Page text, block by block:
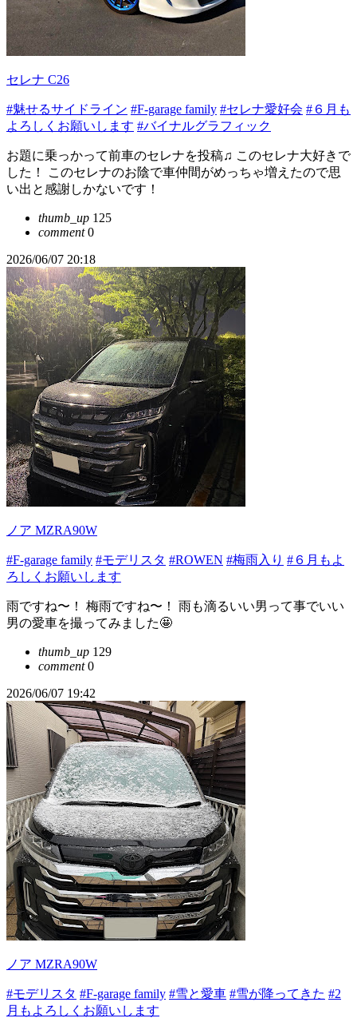
セレナ C26
#魅せるサイドライン #F-garage family #セレナ愛好会 #６月も
よろしくお願いします #バイナルグラフィック
お題に乗っかって前車のセレナを投稿♫ このセレナ大好きで
した！ このセレナのお陰で車仲間がめっちゃ増えたので思
い出と感謝しかないです！
thumb_up 125
comment0
2026/06/07 20:18
ノア MZRA90W
#F-garage family #モデリスタ #ROWEN #梅雨入り #６月もよ
ろしくお願いします
雨ですね〜！ 梅雨ですね〜！ 雨も滴るいい男って事でいい
男の愛車を撮ってみました🤩
thumb_up 129
comment0
2026/06/07 19:42
ノア MZRA90W
#モデリスタ #F-garage family #雪と愛車 #雪が降ってきた #2
月もよろしくお願いします